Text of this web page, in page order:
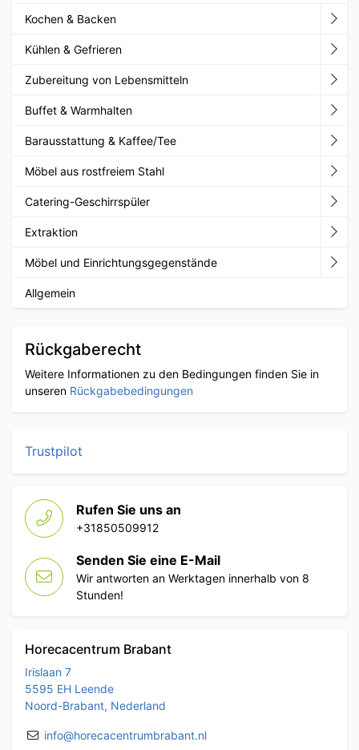
Kochen & Backen
Kühlen & Gefrieren
Zubereitung von Lebensmitteln
Buffet & Warmhalten
Barausstattung & Kaffee/Tee
Möbel aus rostfreiem Stahl
Catering-Geschirrspüler
Extraktion
Möbel und Einrichtungsgegenstände
Allgemein
Rückgaberecht
Weitere Informationen zu den Bedingungen finden Sie in
unseren Rückgabebedingungen
Trustpilot
Rufen Sie uns an
+31850509912
Senden Sie eine E-Mail
Wir antworten an Werktagen innerhalb von 8
Stunden!
Horecacentrum Brabant
Irislaan 7
5595 EH Leende
Noord-Brabant, Nederland
info@horecacentrumbrabant.nl